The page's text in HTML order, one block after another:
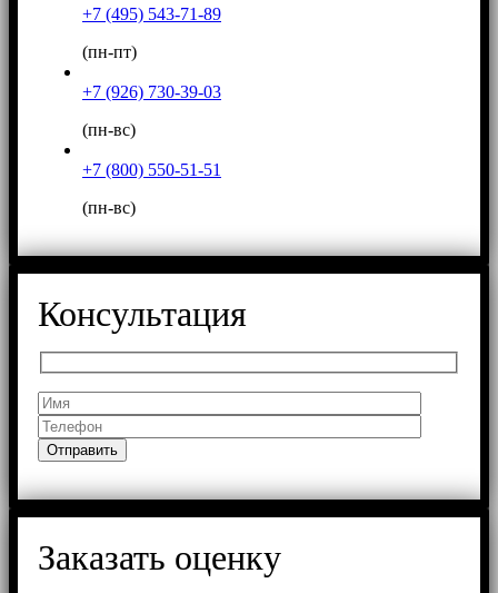
+7 (495) 543-71-89
(пн-пт)
+7 (926) 730-39-03
(пн-вс)
+7 (800) 550-51-51
(пн-вс)
Консультация
Заказать оценку